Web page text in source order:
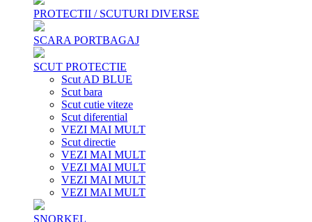
PROTECTII / SCUTURI DIVERSE
SCARA PORTBAGAJ
SCUT PROTECTIE
Scut AD BLUE
Scut bara
Scut cutie viteze
Scut diferential
VEZI MAI MULT
Scut directie
VEZI MAI MULT
VEZI MAI MULT
VEZI MAI MULT
VEZI MAI MULT
SNORKEL